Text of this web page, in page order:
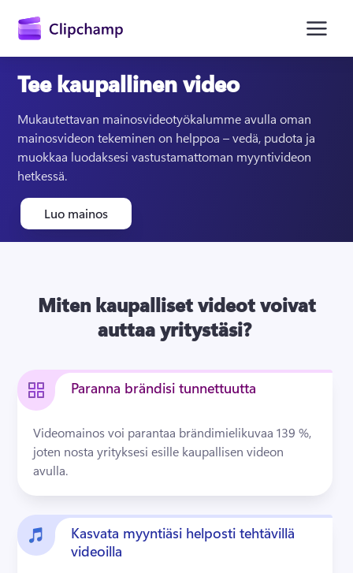
Kirjaudu sisään
Tee kaupallinen video
Mukautettavan mainosvideotyökalumme avulla oman
mainosvideon tekeminen on helppoa – vedä, pudota ja
muokkaa luodaksesi vastustamattoman myyntivideon
hetkessä.
Luo mainos
Miten kaupalliset videot voivat
auttaa yritystäsi?
Paranna brändisi tunnettuutta
Videomainos voi parantaa brändimielikuvaa 139 %,
joten nosta yrityksesi esille kaupallisen videon
avulla.
Kasvata myyntiäsi helposti tehtävillä
videoilla